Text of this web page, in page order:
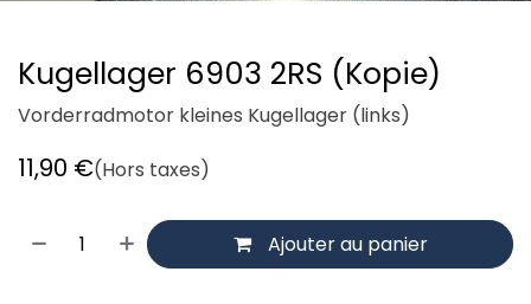
Kugellager 6903 2RS (Kopie)
Vorderradmotor kleines Kugellager (links)
11,90 €(Hors taxes)
Ajouter au panier